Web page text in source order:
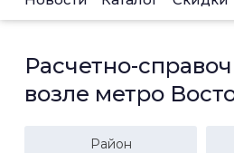
Расчетно-
возле метро
Район